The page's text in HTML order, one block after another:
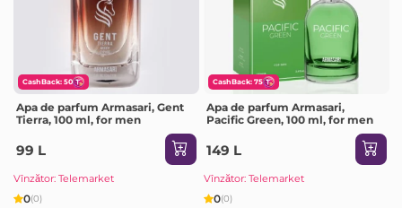
CashBack: 50
Apa de parfum Armasari, Gent
Tierra, 100 ml, for men
99 L
Vînzător: Telemarket
0(0)
CashBack: 75
Apa de parfum Armasari,
Pacific Green, 100 ml, for men
149 L
Vînzător: Telemarket
0(0)